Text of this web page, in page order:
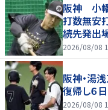
阪神 小
打数無安
続先発出
2026/08/08
阪神・湯
復帰し６
2026/08/08